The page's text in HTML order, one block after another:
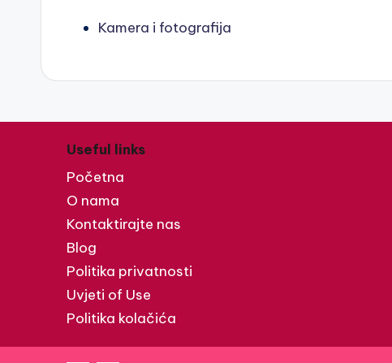
Kamera i fotografija
Useful links
Početna
O nama
Kontaktirajte nas
Blog
Politika privatnosti
Uvjeti of Use
Politika kolačića